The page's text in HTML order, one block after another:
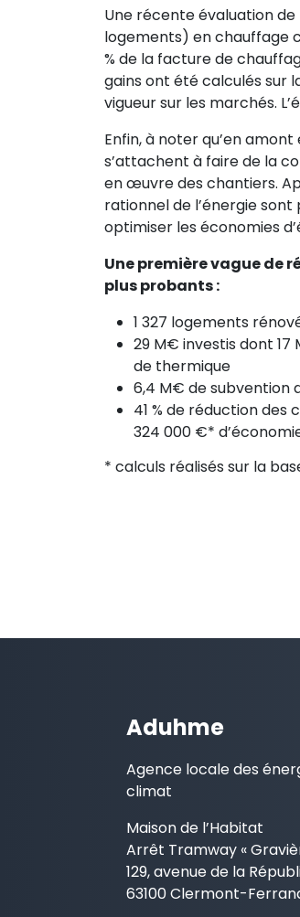
Une récente évaluation
logements) en chauffage
% de la facture de
gains ont été calculés sur
vigueur sur les marchés.
Enfin, à noter qu’en
s’attachent à faire de la
en œuvre des chantiers.
rationnel de l’énergie
optimiser les économies
Une première vague de
plus probants :
1 327 logements
29 M€ investis dont
de thermique
6,4 M€ de subvention
41 % de réduction
324 000 €*
* calculs réalisés sur la
Aduhme
Agence locale des
climat
Maison de l’Habitat
Arrêt Tramway «
129, avenue de la
63100 Clermont-